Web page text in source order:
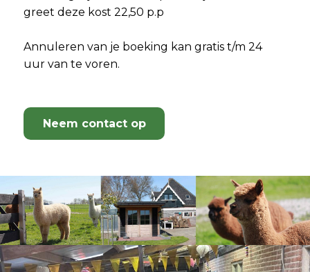
greet deze kost 22,50 p.p
Annuleren van je boeking kan gratis t/m 24
uur van te voren.
Neem contact op